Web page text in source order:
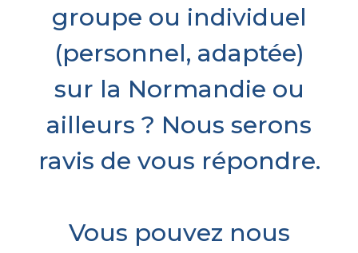
groupe ou individuel
(personnel, adaptée)
sur la Normandie ou
ailleurs ? Nous serons
ravis de vous répondre.
Vous pouvez nous